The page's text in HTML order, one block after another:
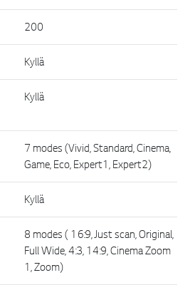
200
Kyllä
Kyllä
7 modes (Vivid, Standard, Cinema,
Game, Eco, Expert1, Expert2)
Kyllä
8 modes ( 16:9, Just scan, Original,
Full Wide, 4:3, 14:9, Cinema Zoom
1, Zoom)